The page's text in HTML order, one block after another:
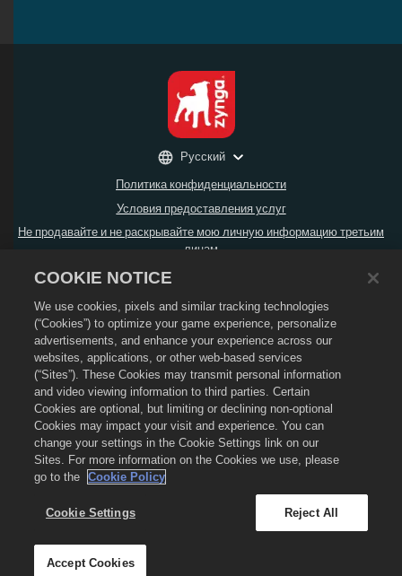
Политика конфиденциальности
Условия предоставления услуг
Не продавайте и не раскрывайте мою личную информацию третьим
лицам
Политика возврата
Поддержка магазина
Поддержка игры
Настройки файлов cookie
© Social Point S.L.,2026. Dragon City и логотип Dragon City являются
товарными знаками компании Social Point S.L. Все права защищены.
Компания Zynga, Inc. является оператором магазина Dragon City.
Предложения действительны только в игре Dragon City. Доступность и цена
предложений зависят от региона.
Русский
COOKIE NOTICE
We use cookies, pixels and similar tracking technologies
(“Cookies”) to optimize your game experience, personalize
advertisements, and enhance your experience across our
websites, applications, or other web-based services
(“Sites”). These Cookies may transmit personal information
and video viewing information to third parties. Certain
Cookies are optional, but limiting or declining non-optional
Cookies may impact your visit and experience. You can
change your settings in the Cookie Settings link on our
Sites. For more information on the Cookies we use, please
go to the
Cookie Policy
Cookie Settings Reject All
Accept Cookies